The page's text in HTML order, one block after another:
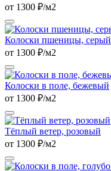
от 1300 ₽/м2
Колоски пшеницы, серый
от 1300 ₽/м2
Колоски в поле, бежевый
от 1300 ₽/м2
Тёплый ветер, розовый
от 1300 ₽/м2